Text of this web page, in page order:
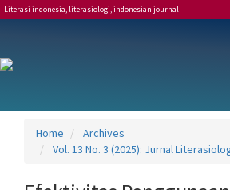
Literasi indonesia, literasiologi, indonesian journal
Home
Archives
Vol. 13 No. 3 (2025): Jurnal